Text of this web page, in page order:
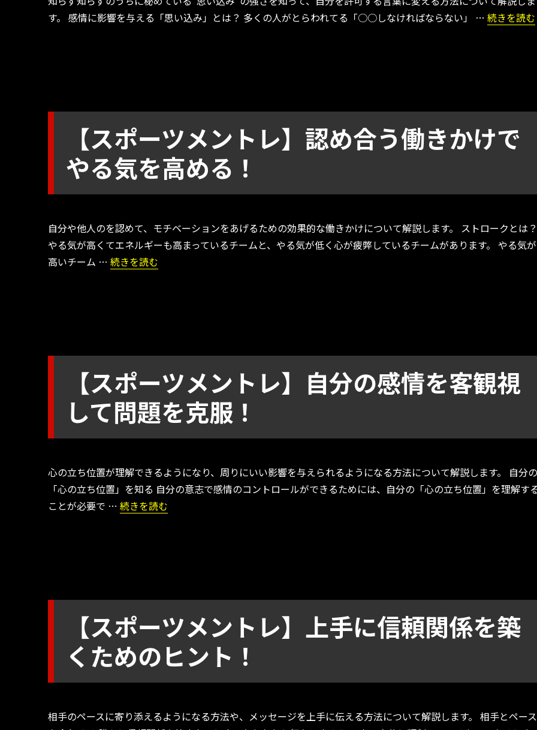
す。 感情に影響を与える「思い込み」とは？ 多くの人がとらわれてる「○○しなければならない」 …“【スポー
続きを読む
【スポーツメントレ】認め合う働きかけで
やる気を高める！
自分や他人のを認めて、モチベーションをあげるための効果的な働きかけについて解説します。 ストロークとは
やる気が高くてエネルギーも高まっているチームと、やる気が低く心が疲弊しているチームがあります。 やる気が
高いチーム …“【スポーツメントレ】認め合う働きかけでやる気を高める！” の
続きを読む
【スポーツメントレ】自分の感情を客観視
して問題を克服！
心の立ち位置が理解できるようになり、周りにいい影響を与えられるようになる方法について解説します。 自分
「心の立ち位置」を知る 自分の意志で感情のコントロールができるためには、自分の「心の立ち位置」を理解す
ことが必要で …“【スポーツメントレ】自分の感情を客観視して問題を克服！” の
続きを読む
【スポーツメントレ】上手に信頼関係を築
くためのヒント！
相手のペースに寄り添えるようになる方法や、メッセージを上手に伝える方法について解説します。 相手とペース